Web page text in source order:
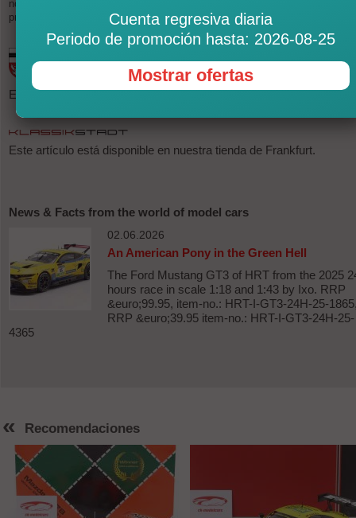
note that there may be less favorable exchange rates with your payment
provider (PayPal, credit cards, EC).
Este artículo está disponible en nuestra tienda de Adenau / Eifel.
Este artículo está disponible en nuestra tienda de Frankfurt.
News & Facts from the world of model cars
02.06.2026
An American Pony in the Green Hell
The Ford Mustang GT3 of HRT from the 2025
hours race in scale 1:18 and 1:43 by Ixo. RRP
&euro;99.95, item-no.: HRT-I-GT3-24H-25-
RRP &euro;39.95 item-no.: HRT-I-GT3-24H-25-
4365
« Recomendaciones
Cuenta regresiva diaria
Periodo de promoción hasta: 2026-08-25
Mostrar ofertas